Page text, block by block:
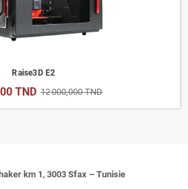
Raise3D E2
TND 12 000,000 TND
km 1, 3003 Sfax – Tunisie